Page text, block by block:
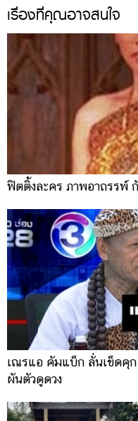
เรื่องที่คุณอาจสนใจ
ฟิตติ้งละคร ภาพอาถรรพ์
เณรแอ คัมแบ็ก ลั่นเข็ดคุก
ผันตัวดูดวง